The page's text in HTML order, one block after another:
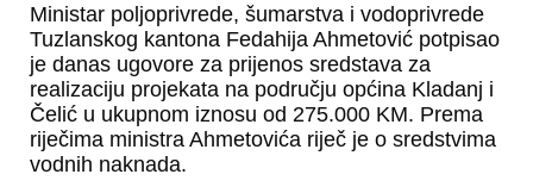
Ministar poljoprivrede, šumarstva i vodoprivrede
Tuzlanskog kantona Fedahija Ahmetović potpisao
je danas ugovore za prijenos sredstava za
realizaciju projekata na području općina Kladanj i
Čelić u ukupnom iznosu od 275.000 KM. Prema
riječima ministra Ahmetovića riječ je o sredstvima
vodnih naknada.